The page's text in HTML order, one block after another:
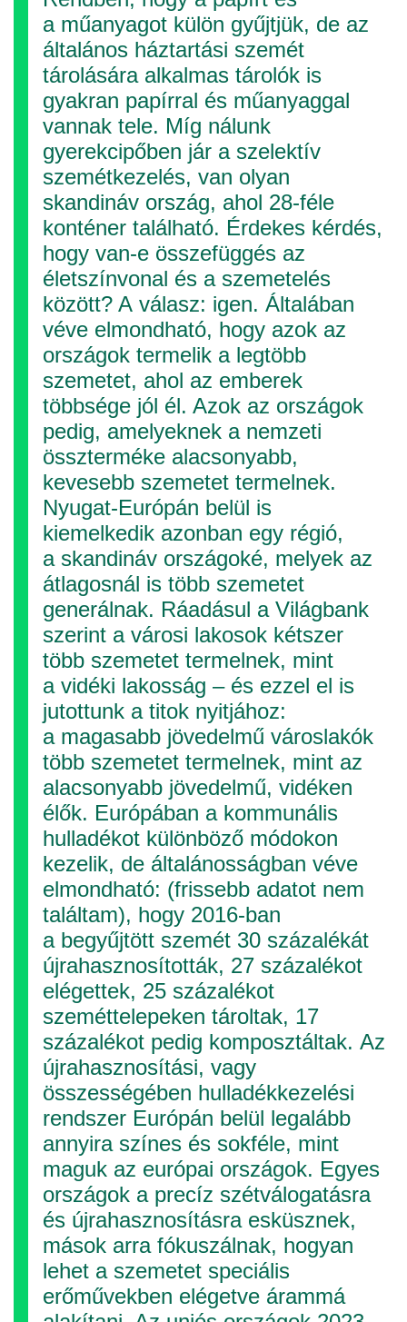
a műanyagot külön gyűjtjük, de az
általános háztartási szemét
tárolására alkalmas tárolók is
gyakran papírral és műanyaggal
vannak tele. Míg nálunk
gyerekcipőben jár a szelektív
szemétkezelés, van olyan
skandináv ország, ahol 28-féle
konténer található. Érdekes kérdés,
hogy van-e összefüggés az
életszínvonal és a szemetelés
között? A válasz: igen. Általában
véve elmondható, hogy azok az
országok termelik a legtöbb
szemetet, ahol az emberek
többsége jól él. Azok az országok
pedig, ame­lyek­nek a nemzeti
összterméke alacsonyabb,
kevesebb szemetet termelnek.
Nyugat-Európán belül is
kiemelkedik azonban egy régió,
a skandináv országoké, melyek az
átlagosnál is több szemetet
generálnak. Ráadásul a Világbank
szerint a városi lakosok kétszer
több szemetet termelnek, mint
a vidéki lakosság – és ezzel el is
jutottunk a titok nyitjához:
a magasabb jövedelmű városlakók
több szemetet termelnek, mint az
alacsonyabb jövedelmű, vidéken
élők. Európában a kommunális
hulladékot különböző módokon
kezelik, de általánosságban véve
elmondható: (frissebb adatot nem
találtam), hogy 2016-ban
a begyűjtött szemét 30 százalékát
újrahasznosították, 27 százalékot
elégettek, 25 százalékot
szeméttelepeken tároltak, 17
százalékot pedig komposztáltak. Az
újrahasznosítási, vagy
összességében hulladékkezelési
rendszer Európán belül legalább
annyira színes és sokféle, mint
maguk az európai országok. Egyes
országok a precíz szétválogatásra
és újrahasznosításra esküsznek,
mások arra fókuszálnak, hogyan
lehet a szemetet speciális
erőművekben elégetve árammá